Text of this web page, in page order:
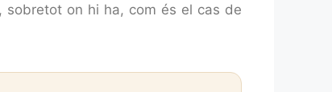
sobretot on hi ha, com és el cas de